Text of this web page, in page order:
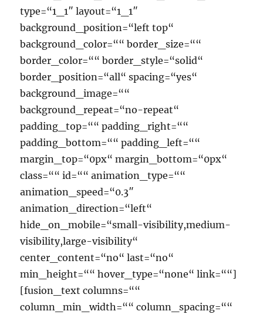
type=“1_1″ layout=“1_1″
background_position=“left top“
background_color=““ border_size=““
border_color=““ border_style=“solid“
border_position=“all“ spacing=“yes“
background_image=““
background_repeat=“no-repeat“
padding_top=““ padding_right=““
padding_bottom=““ padding_left=““
margin_top=“0px“ margin_bottom=“0px“
class=““ id=““ animation_type=““
animation_speed=“0.3″
animation_direction=“left“
hide_on_mobile=“small-visibility,medium-
visibility,large-visibility“
center_content=“no“ last=“no“
min_height=““ hover_type=“none“ link=““]
[fusion_text columns=““
column_min_width=““ column_spacing=““